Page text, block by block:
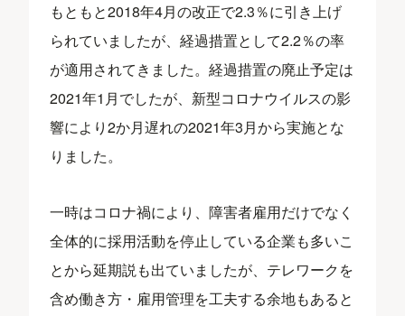
もともと2018年4月の改正で2.3％に引き上げ
られていましたが、経過措置として2.2％の率
が適用されてきました。経過措置の廃止予定は
2021年1月でしたが、新型コロナウイルスの影
響により2か月遅れの2021年3月から実施とな
りました。
一時はコロナ禍により、障害者雇用だけでなく
全体的に採用活動を停止している企業も多いこ
とから延期説も出ていましたが、テレワークを
含め働き方・雇用管理を工夫する余地もあると